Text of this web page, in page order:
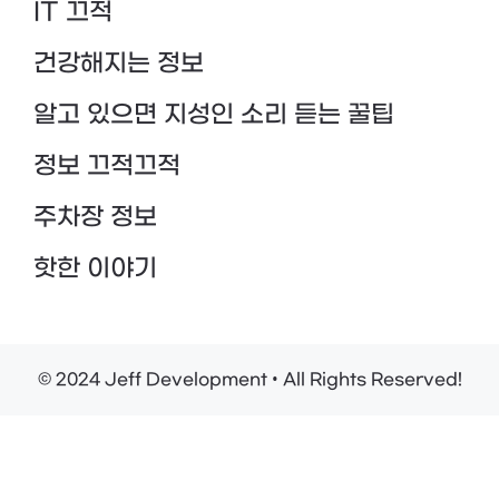
IT 끄적
건강해지는 정보
알고 있으면 지성인 소리 듣는 꿀팁
정보 끄적끄적
주차장 정보
핫한 이야기
© 2024 Jeff Development • All Rights Reserved!